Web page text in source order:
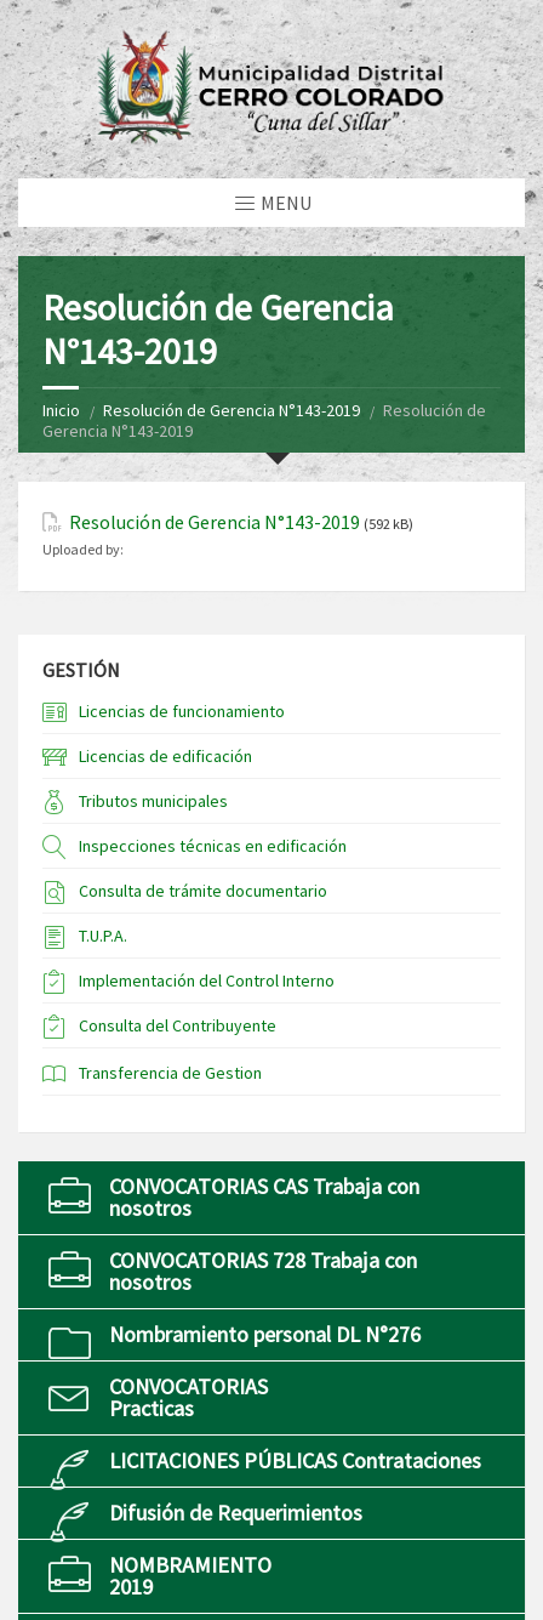
MENU
Resolución de Gerencia
N°143-2019
Inicio Resolución de Gerencia N°143-2019
Resolución de
Gerencia N°143-2019
Resolución de Gerencia N°143-2019 (592 kB)
Uploaded by:
GESTIÓN
Licencias de funcionamiento
Licencias de edificación
Tributos municipales
Inspecciones técnicas en edificación
Consulta de trámite documentario
T.U.P.A.
Implementación del Control Interno
Consulta del Contribuyente
Transferencia de Gestion
CONVOCATORIAS CAS Trabaja con
nosotros
CONVOCATORIAS 728 Trabaja con
nosotros
Nombramiento personal DL N°276
CONVOCATORIAS
Practicas
LICITACIONES PÚBLICAS Contrataciones
Difusión de Requerimientos
NOMBRAMIENTO
2019